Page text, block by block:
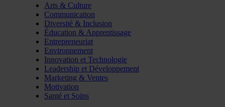
Arts & Culture
Communication
Diversité & Inclusion
Éducation & Apprentissage
Entrepreneuriat
Environnement
Innovation et Technologie
Leadership et Développement
Marketing & Ventes
Motivation
Santé et Soins